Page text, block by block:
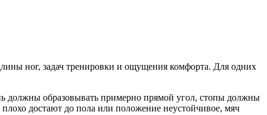
ног, задач тренировки и ощущения комфорта. Для одних
должны образовывать примерно прямой угол, стопы должны
достают до пола или положение неустойчивое, мяч